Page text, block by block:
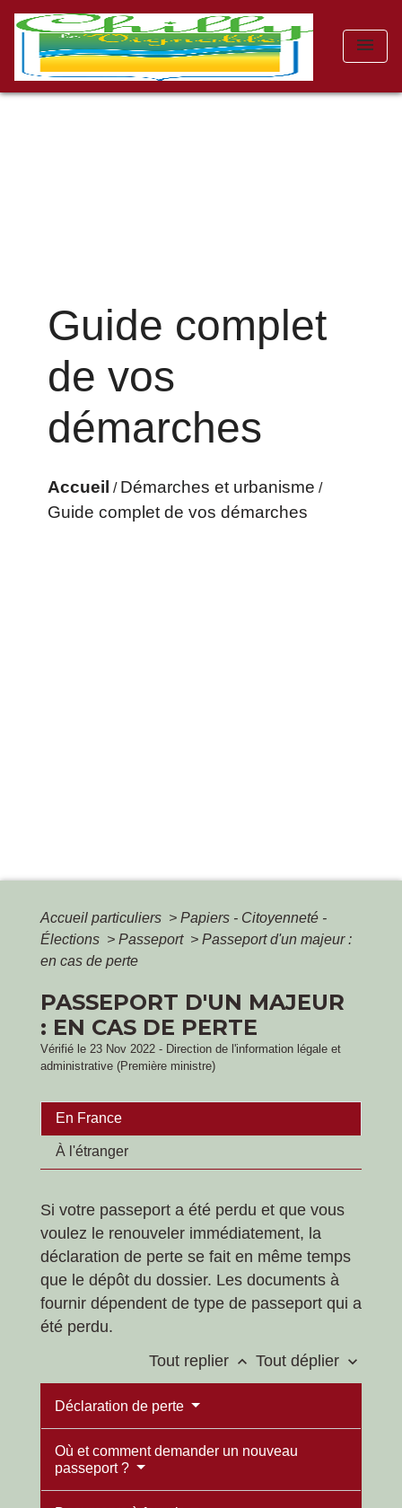
menu
Guide complet
de vos
démarches
Accueil / Démarches et urbanisme /
Guide complet de vos démarches
Accueil particuliers > Papiers - Citoyenneté -
Élections > Passeport > Passeport d'un majeur :
en cas de perte
PASSEPORT D'UN MAJEUR
: EN CAS DE PERTE
Vérifié le 23 Nov 2022 - Direction de l'information légale et
administrative (Première ministre)
En France
À l'étranger
Si votre passeport a été perdu et que vous
voulez le renouveler immédiatement, la
déclaration de perte se fait en même temps
que le dépôt du dossier. Les documents à
fournir dépendent de type de passeport qui a
été perdu.
Tout replier keyboard_arrow_up Tout déplier keyboard_arrow_down
Déclaration de perte
Où et comment demander un nouveau
passeport ?